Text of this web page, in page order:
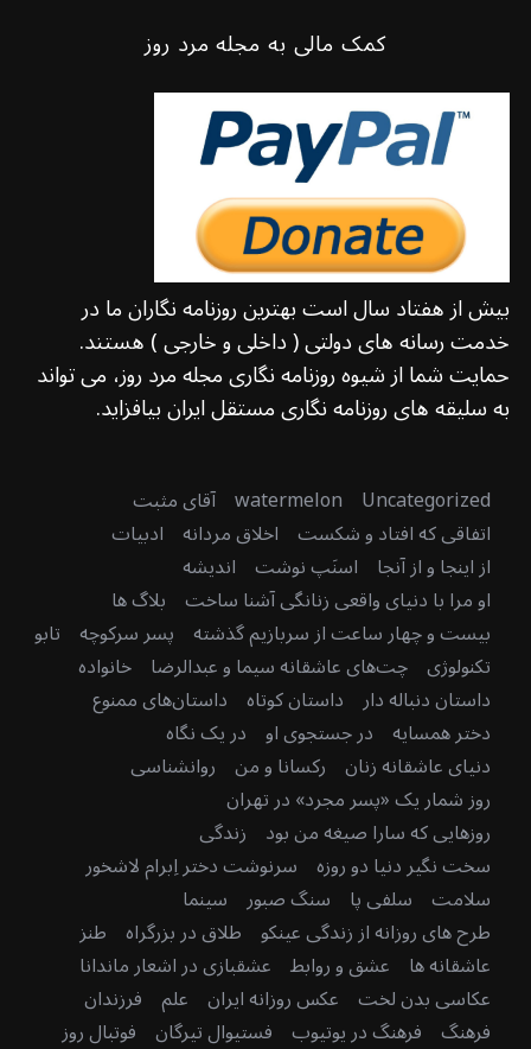
کمک مالی به مجله مرد روز
بیش از هفتاد سال است بهترین روزنامه نگاران ما در
خدمت رسانه های دولتی ( داخلی و خارجی ) هستند.
حمایت شما از شیوه روزنامه نگاری مجله مرد روز، می تواند
به سلیقه های روزنامه نگاری مستقل ایران بیافزاید.
Uncategorized
watermelon آقای مثبت
اتفاقی که افتاد و شکست اخلاق مردانه ادبیات
از اینجا و از آنجا اسنَپ نوشت اندیشه
او مرا با دنیای واقعی زنانگی آشنا ساخت بلاگ ها
بیست و چهار ساعت از سربازیم گذشته پسر سرکوچه تابو
تکنولوژی چت‌های عاشقانه سیما و عبدالرضا خانواده
داستان دنباله دار داستان کوتاه داستان‌های ممنوع
دختر همسایه در جستجوی او در یک نگاه
دنیای عاشقانه زنان رکسانا و من روانشناسی
روز شمار یک «پسر مجرد» در تهران
روزهایی که سارا صیغه من بود زندگی
سخت نگیر دنیا دو روزه سرنوشت دختر اِبرام لاشخور
سلامت سلفی پا سنگ صبور سینما
طرح های روزانه از زندگی عینکو طلاق در بزرگراه طنز
عاشقانه ها عشق و روابط عشقبازی در اشعار ماندانا
عکاسی بدن لخت عکس روزانه ایران علم فرزندان
فرهنگ فرهنگ در یوتیوب فستیوال تیرگان فوتبال روز